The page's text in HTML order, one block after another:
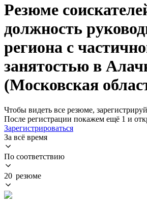
Резюме
должность
региона с
занятостью в
(Московская
Чтобы видеть все резюме,
После регистрации покажем ещё 1 и
Зарегистрироваться
За всё время
По соответствию
20 резюме